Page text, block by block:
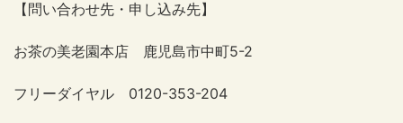
【問い合わせ先・申し込み先】
お茶の美老園本店 鹿児島市中町5-2
フリーダイヤル 0120-353-204